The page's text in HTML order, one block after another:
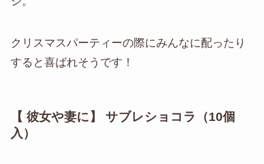
クリスマスパーティーの際にみんなに配ったり
すると喜ばれそうです！
【 彼女や妻に】 サブレショコラ（10個
入）